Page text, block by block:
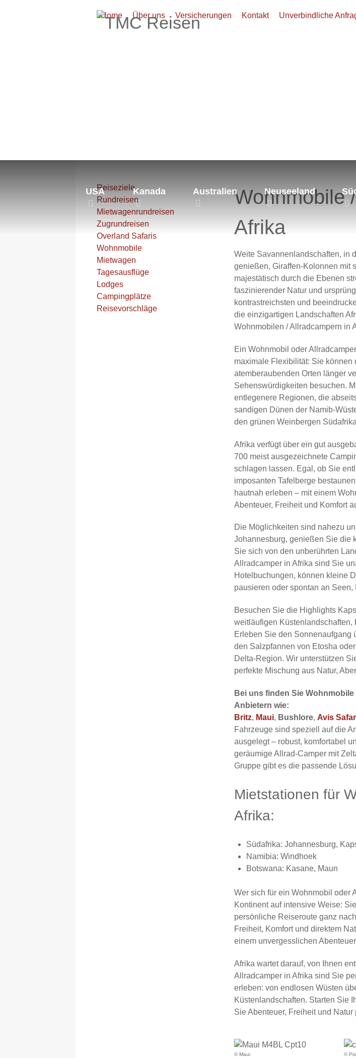
Home Über uns Versicherungen Kontakt Unverbindliche
USA Kanada Australien Neuseeland
Reiseziele
Rundreisen
Mietwagenrundreisen
Zugrundreisen
Overland Safaris
Wohnmobile
Mietwagen
Tagesausflüge
Lodges
Campingplätze
Reisevorschläge
Wohnmobile
Afrika
Weite Savannenlandschaften, in
genießen, Giraffen-Kolonnen mit
majestätisch durch die Ebenen
faszinierender Natur und
kontrastreichsten und
die einzigartigen Landschaften
Wohnmobilen / Allradcampern in
Ein Wohnmobil oder
maximale Flexibilität: Sie können
atemberaubenden Orten länger
Sehenswürdigkeiten besuchen.
entlegenere Regionen, die
sandigen Dünen der Namib-
den grünen Weinbergen
Afrika verfügt über ein gut
700 meist ausgezeichnete
schlagen lassen. Egal, ob Sie
imposanten Tafelberge
hautnah erleben – mit einem
Abenteuer, Freiheit und Komfort
Die Möglichkeiten sind nahezu
Johannesburg, genießen Sie die
Sie sich von den unberührten
Allradcamper in Afrika sind Sie
Hotelbuchungen, können kleine
pausieren oder spontan an
Besuchen Sie die Highlights
weitläufigen Küstenlandschaften,
Erleben Sie den Sonnenaufgang
den Salzpfannen von Etosha
Delta-Region. Wir unterstützen
perfekte Mischung aus Natur,
Bei uns finden Sie
Anbietern wie:
Britz, Maui, Bushlore, Avis
Fahrzeuge sind speziell auf die
ausgelegt – robust, komfortabel
geräumige Allrad-Camper mit
Gruppe gibt es die passende
Mietstationen für
Afrika:
Südafrika: Johannesburg,
Namibia: Windhoek
Botswana: Kasane, Maun
Wer sich für ein Wohnmobil oder
Kontinent auf intensive Weise:
persönliche Reiseroute ganz
Freiheit, Komfort und direktem
einem unvergesslichen
Afrika wartet darauf, von Ihnen
Allradcamper in Afrika sind Sie
erleben: von endlosen Wüsten
Küstenlandschaften. Starten Sie
Sie Abenteuer, Freiheit und Natur
© Maui ©